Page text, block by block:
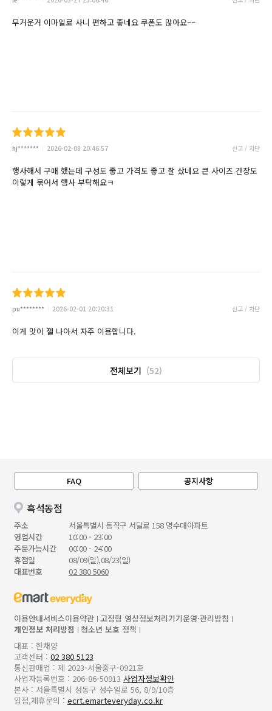
무거운거 이마일로 사니 편하고 좋네요 쿠폰도 많아요~~
hj******* 2026-02-08 20:46:57 신고 / 차단
행사해서 구매 했는데 구성도 좋고 가격도 좋고 잘 샀네요 큰 사이즈 간장도
이렇게 묶어서 행사 부탁해요ㅋ
pu******** 2026-02-01 20:20:31 신고 / 차단
이게 맛이 젤 나아서 자주 이용합니다.
전체보기 (52)
FAQ 공지사항
흑석동점
주소
서울특별시 동작구 서달로 158 명수대아파트
영업시간
10:00 - 23:00
주문가능시간
00:00 - 24:00
휴점일
08/09(일),08/23(일)
대표번호
02 380 5060
이용안내서비스이용약관 고정형 영상정보처리기기운영·관리방침
개인정보 처리방침
청소년 보호 정책
대표 : 한채양
고객센터 : 02 380 5123
통신판매업 : 제 2023-서울중구-0921호
사업자등록번호 : 206-86-50913 사업자정보확인
본사 : 서울특별시 성동구 성수일로 56, 8/9/10층
입점,제휴문의 : ecrt.emarteveryday.co.kr